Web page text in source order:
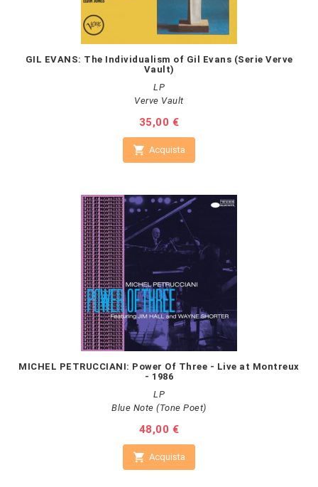
GIL EVANS: The Individualism of Gil Evans (Serie Verve
Vault)
LP
Verve Vault
Prezzo
35,00 €
 Acquista
MICHEL PETRUCCIANI: Power Of Three - Live at Montreux
- 1986
LP
Blue Note (Tone Poet)
Prezzo
48,00 €
 Acquista